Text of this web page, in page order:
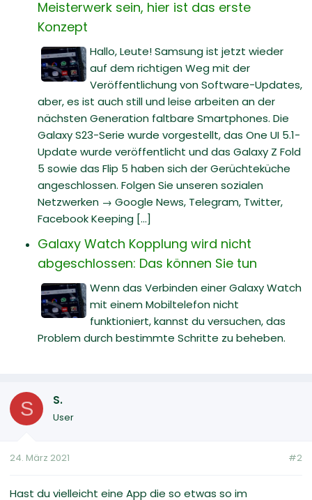
Meisterwerk sein, hier ist das erste
Konzept
Hallo, Leute! Samsung ist jetzt wieder
auf dem richtigen Weg mit der
Veröffentlichung von Software-Updates,
aber, es ist auch still und leise arbeiten an der
nächsten Generation faltbare Smartphones. Die
Galaxy S23-Serie wurde vorgestellt, das One UI 5.1-
Update wurde veröffentlicht und das Galaxy Z Fold
5 sowie das Flip 5 haben sich der Gerüchteküche
angeschlossen. Folgen Sie unseren sozialen
Netzwerken → Google News, Telegram, Twitter,
Facebook Keeping [...]
Galaxy Watch Kopplung wird nicht
abgeschlossen: Das können Sie tun
Wenn das Verbinden einer Galaxy Watch
mit einem Mobiltelefon nicht
funktioniert, kannst du versuchen, das
Problem durch bestimmte Schritte zu beheben.
S S.
User
24. März 2021 #2
Hast du vielleicht eine App die so etwas so im